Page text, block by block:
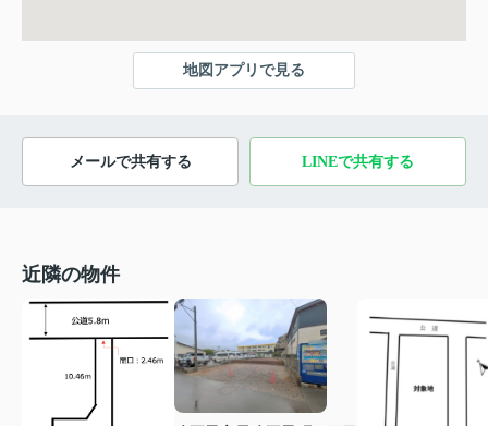
地図アプリで見る
メールで共有する LINEで共有する
近隣の物件